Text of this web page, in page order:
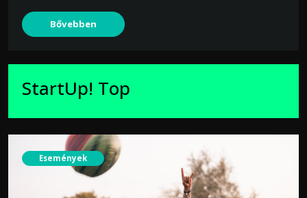
Bővebben
StartUp! Top
Események